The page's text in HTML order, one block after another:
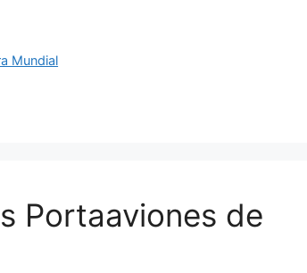
Mundial
Portaaviones de